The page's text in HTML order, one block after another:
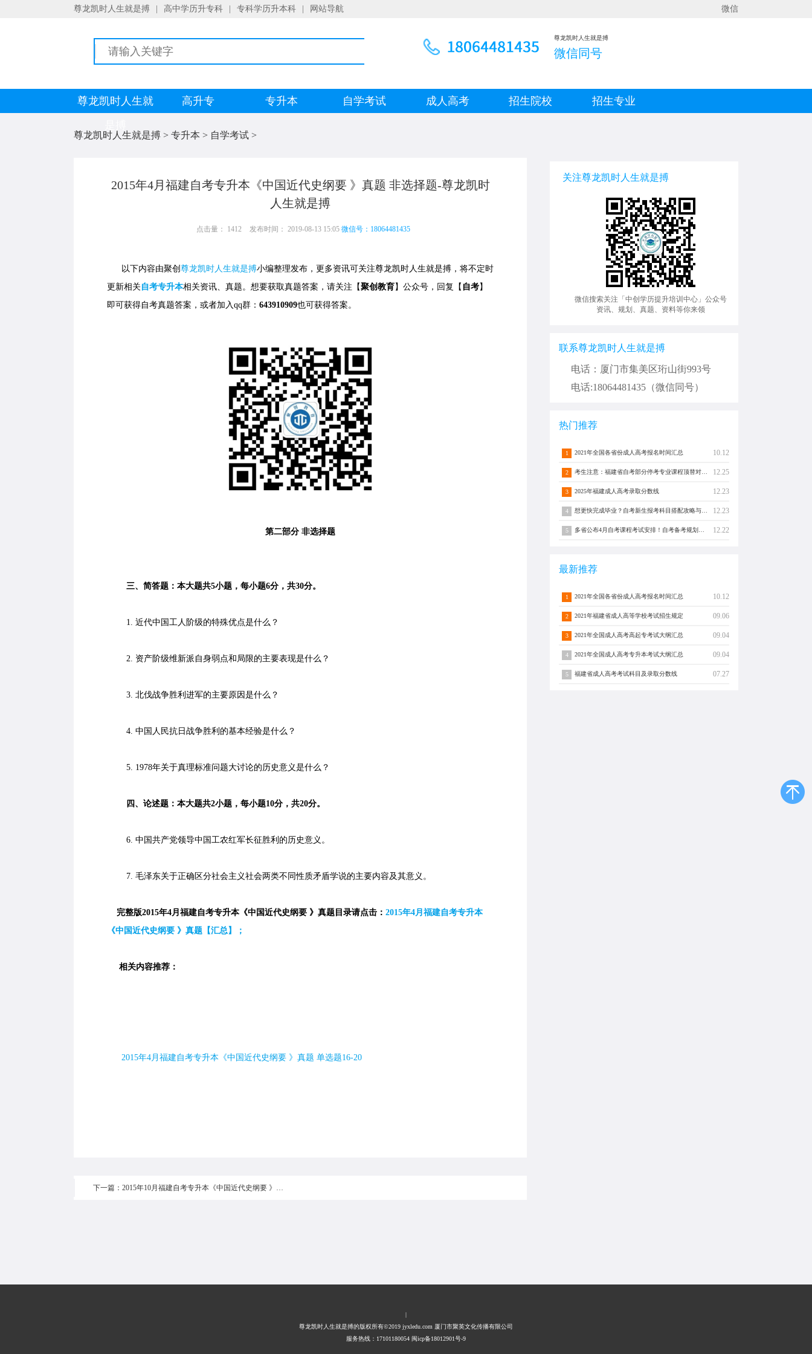
尊龙凯时人生就是搏 高中学历升专科 专科学历升本科 网站导航 微信
尊龙凯时人生就是搏
微信同号
尊龙凯时人生就
高升专 专升本 自学考试 成人高考 招生院校 招生专业
尊龙凯时人生就是搏 > 专升本 > 自学考试 >
2015年4月福建自考专升本《中国近代史纲要 》真题 非选择题-尊龙凯时
人生就是搏
点击量： 1412 发布时间： 2019-08-13 15:05 微信号：18064481435
以下内容由聚创 尊龙凯时人生就是搏小编整理发布，更多资讯可关注尊龙凯时人生就是搏，将不定时
更新相关自考专升本相关资讯、真题。想要获取真题答案，请关注【聚创教育】公众号，回复【 自考】
即可获得自考真题答案， 或者加入qq群： 643910909也可获得答案。
第二部分 非选择题
三、简答题：本大题共5小题，每小题6分，共30分。
1. 近代中国工人阶级的特殊优点是什么？
2. 资产阶级维新派自身弱点和局限的主要表现是什么？
3. 北伐战争胜利进军的主要原因是什么？
4. 中国人民抗日战争胜利的基本经验是什么？
5. 1978年关于真理标准问题大讨论的历史意义是什么？
四、论述题：本大题共2小题，每小题10分，共20分。
6. 中国共产党领导中国工农红军长征胜利的历史意义。
7. 毛泽东关于正确区分社会主义社会两类不同性质矛盾学说的主要内容及其意义。
完整版2015年4月福建自考专升本《中国近代史纲要 》真题目录请点击： 2015年4月福建自考专升本
《中国近代史纲要 》真题【汇总】；
相关内容推荐：
2015年4月福建自考专升本《中国近代史纲要 》真题 单选题16-20
下一篇：2015年10月福建自考专升本《中国近代史纲要 》真题 单选题1-5
关注尊龙凯时人生就是搏
微信搜索关注「中创学历提升培训中心」公众号
资讯、规划、真题、资料等你来领
联系尊龙凯时人生就是搏
电话：厦门市集美区珩山街993号
电话:18064481435（微信同号）
热门推荐
1 2021年全国各省份成人高考报名时间汇总 10.12
2 12.25
3 2025年福建成人高考录取分数线 12.23
4 12.23
5 12.22
最新推荐
1 2021年全国各省份成人高考报名时间汇总 10.12
2 2021年福建省成人高等学校考试招生规定 09.06
3 2021年全国成人高考高起专考试大纲汇总 09.04
4 2021年全国成人高考专升本考试大纲汇总 09.04
5 福建省成人高考考试科目及录取分数线 07.27
|
尊龙凯时人生就是搏的版权所有©2019 jyxledu.com 厦门市聚英文化传播有限公司
服务热线：17101180054 闽icp备18012901号-9